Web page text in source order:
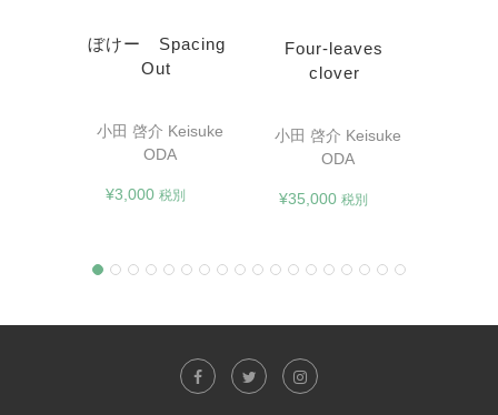
ぼけー Spacing
Out
小田 啓介 Keisuke
ODA
¥3,000 税別
Four-leaves
clover
小田 啓介 Keisuke
ODA
¥35,000 税別